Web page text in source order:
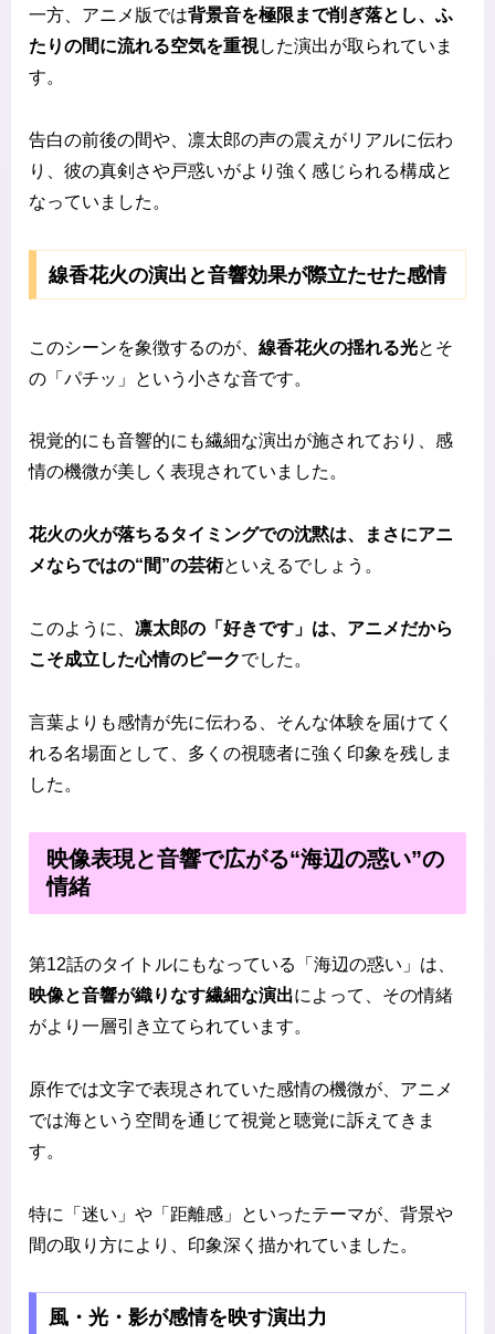
一方、アニメ版では背景音を極限まで削ぎ落とし、ふ
たりの間に流れる空気を重視した演出が取られていま
す。
告白の前後の間や、凛太郎の声の震えがリアルに伝わ
り、彼の真剣さや戸惑いがより強く感じられる構成と
なっていました。
線香花火の演出と音響効果が際立たせた感情
このシーンを象徴するのが、 線香花火の揺れる光とそ
の「パチッ」という小さな音です。
視覚的にも音響的にも繊細な演出が施されており、感
情の機微が美しく表現されていました。
花火の火が落ちるタイミングでの沈黙は、まさにアニ
メならではの“間”の芸術といえるでしょう。
このように、 凛太郎の「好きです」は、アニメだから
こそ成立した心情のピークでした。
言葉よりも感情が先に伝わる、そんな体験を届けてく
れる名場面として、多くの視聴者に強く印象を残しま
した。
映像表現と音響で広がる“海辺の惑い”の
情緒
第12話のタイトルにもなっている「海辺の惑い」は、
映像と音響が織りなす繊細な演出によって、その情緒
がより一層引き立てられています。
原作では文字で表現されていた感情の機微が、アニメ
では海という空間を通じて視覚と聴覚に訴えてきま
す。
特に「迷い」や「距離感」といったテーマが、背景や
間の取り方により、印象深く描かれていました。
風・光・影が感情を映す演出力